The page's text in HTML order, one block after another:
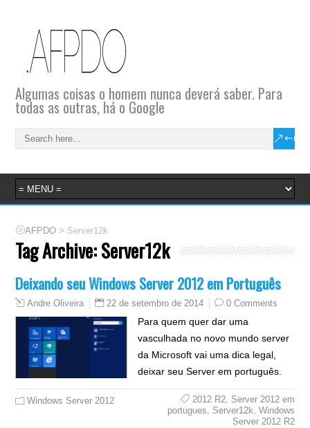
Algumas coisas o homem nunca deverá saber. Para
todas as outras, há o Google
AFPDO > Server12k
Tag Archive:Server12k
Deixando seu Windows Server 2012 em Português
Andre Oliveira 22 de setembro de 2014 0 Comments
Para quem quer dar uma
vasculhada no novo mundo server
da Microsoft vai uma dica legal,
deixar seu Server em português.
Windows Server 2012 2012 R2, Server 2012 em
portugues, Server12k, Windows
Server 2012 R2